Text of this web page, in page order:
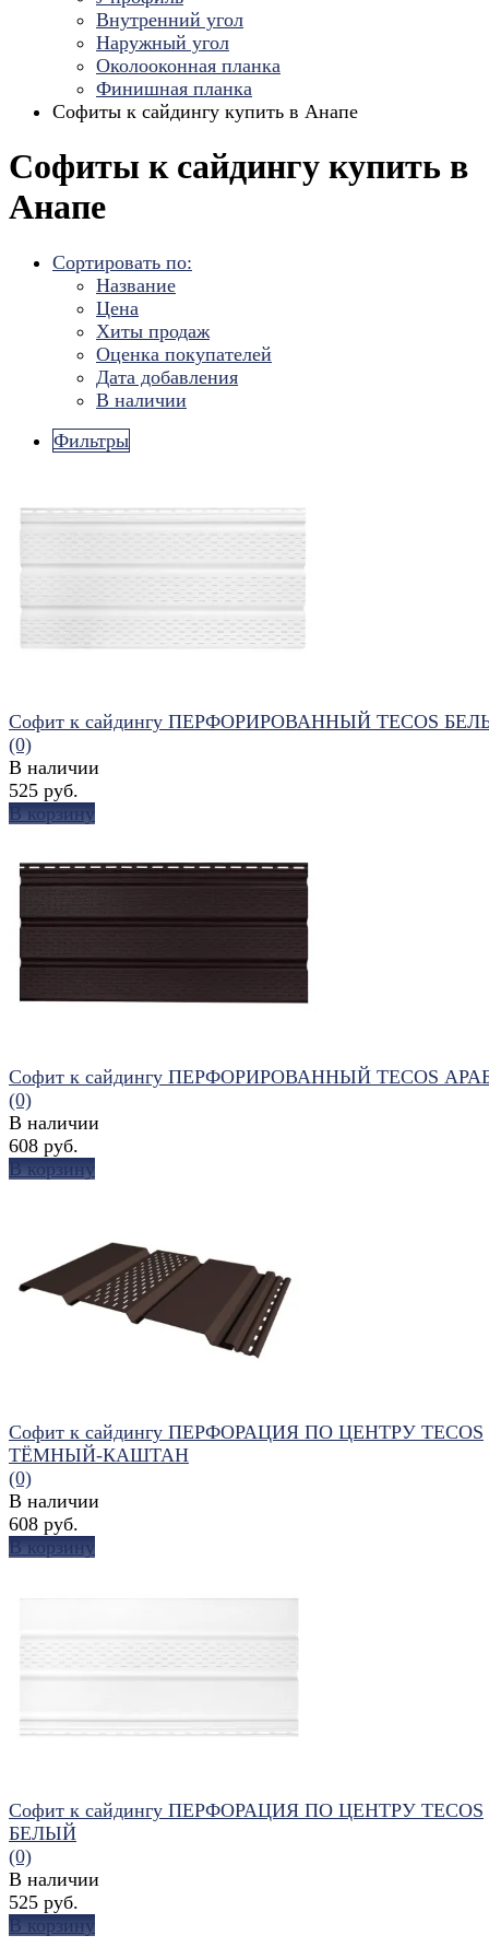
Внутренний угол
Наружный угол
Околооконная планка
Финишная планка
Софиты к сайдингу купить в Анапе
Софиты к сайдингу купить в
Анапе
Сортировать по:
Название
Цена
Хиты продаж
Оценка покупателей
Дата добавления
В наличии
Фильтры
избранное сравнить
Софит к сайдингу ПЕРФОРИРОВАННЫЙ TECOS
(0)
В наличии
525 руб.
В корзину
избранное сравнить
Софит к сайдингу ПЕРФОРИРОВАННЫЙ TECOS
(0)
В наличии
608 руб.
В корзину
избранное
Софит к сайдингу ПЕРФОРАЦИЯ ПО ЦЕНТРУ TECOS
ТЁМНЫЙ-КАШТАН
(0)
В наличии
608 руб.
В корзину
Софит к сайдингу ПЕРФОРАЦИЯ ПО ЦЕНТРУ TECOS
БЕЛЫЙ
(0)
В наличии
525 руб.
В корзину